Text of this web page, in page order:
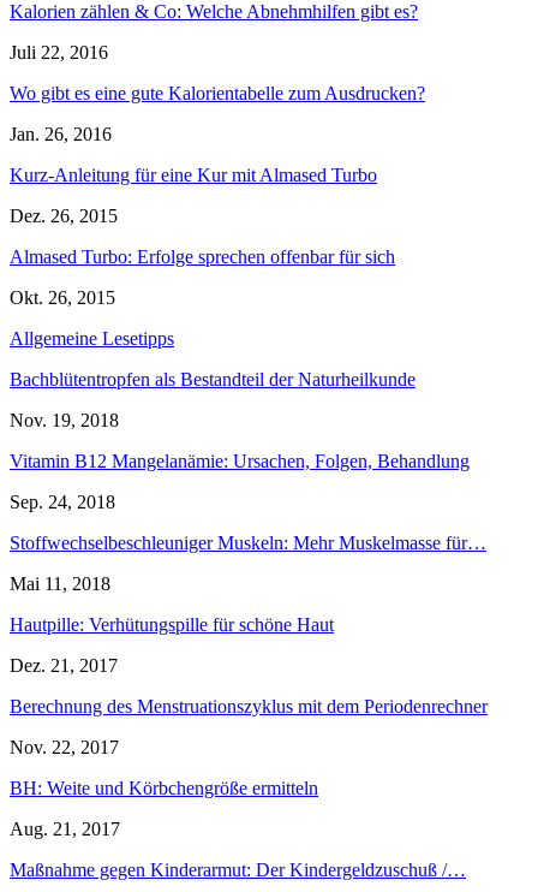
Kalorien zählen & Co: Welche Abnehmhilfen gibt es?
Juli 22, 2016
Wo gibt es eine gute Kalorientabelle zum Ausdrucken?
Jan. 26, 2016
Kurz-Anleitung für eine Kur mit Almased Turbo
Dez. 26, 2015
Almased Turbo: Erfolge sprechen offenbar für sich
Okt. 26, 2015
Allgemeine Lesetipps
Bachblütentropfen als Bestandteil der Naturheilkunde
Nov. 19, 2018
Vitamin B12 Mangelanämie: Ursachen, Folgen, Behandlung
Sep. 24, 2018
Stoffwechselbeschleuniger Muskeln: Mehr Muskelmasse für…
Mai 11, 2018
Hautpille: Verhütungspille für schöne Haut
Dez. 21, 2017
Berechnung des Menstruationszyklus mit dem Periodenrechner
Nov. 22, 2017
BH: Weite und Körbchengröße ermitteln
Aug. 21, 2017
Maßnahme gegen Kinderarmut: Der Kindergeldzuschuß /…